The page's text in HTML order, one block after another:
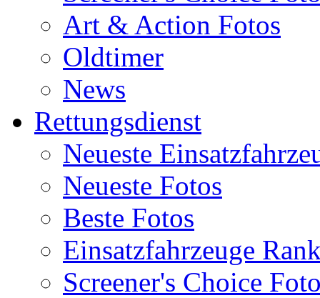
Art & Action Fotos
Oldtimer
News
Rettungsdienst
Neueste
Neueste Fotos
Beste Fotos
Einsatzfahrzeuge
Screener's Choice